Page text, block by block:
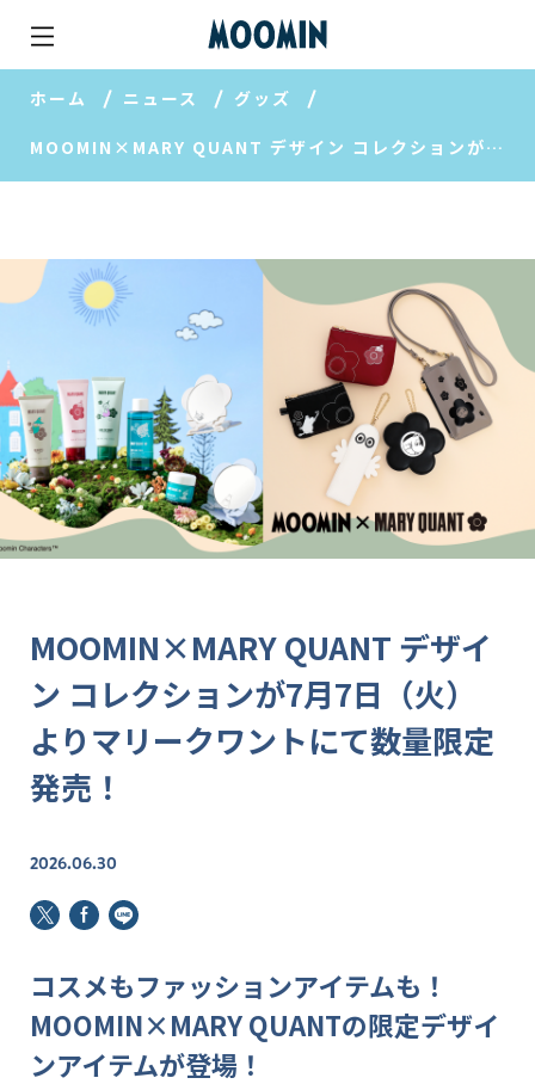
ホーム ニュース グッズ
MOOMIN×MARY QUANT デザイン コレクションが7月7日（火）よりマリークワントにて数量限定発売！
MOOMIN×MARY QUANT デザイ
ン コレクションが7月7日（火）
よりマリークワントにて数量限定
発売！
2026.06.30
コスメもファッションアイテムも！
MOOMIN×MARY QUANTの限定デザイ
ンアイテムが登場！